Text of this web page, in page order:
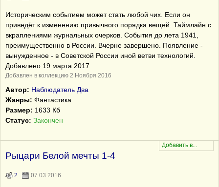
Историческим событием может стать любой чих. Если он
приведёт к изменению привычного порядка вещей. Таймлайн с
вкраплениями журнальных очерков. События до лета 1941,
преимущественно в России. Вчерне завершено. Появление -
вынужденное - в Советской России иной ветви технологий.
Добавлено 19 марта 2017
Добавлен в коллекцию 2 Ноября 2016
Автор: Наблюдатель Два
Жанры: Фантастика
Размер: 1633 Кб
Статус: Закончен
Рыцари Белой мечты 1-4
2 07.03.2016